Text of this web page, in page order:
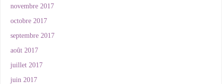
novembre 2017
octobre 2017
septembre 2017
août 2017
juillet 2017
juin 2017